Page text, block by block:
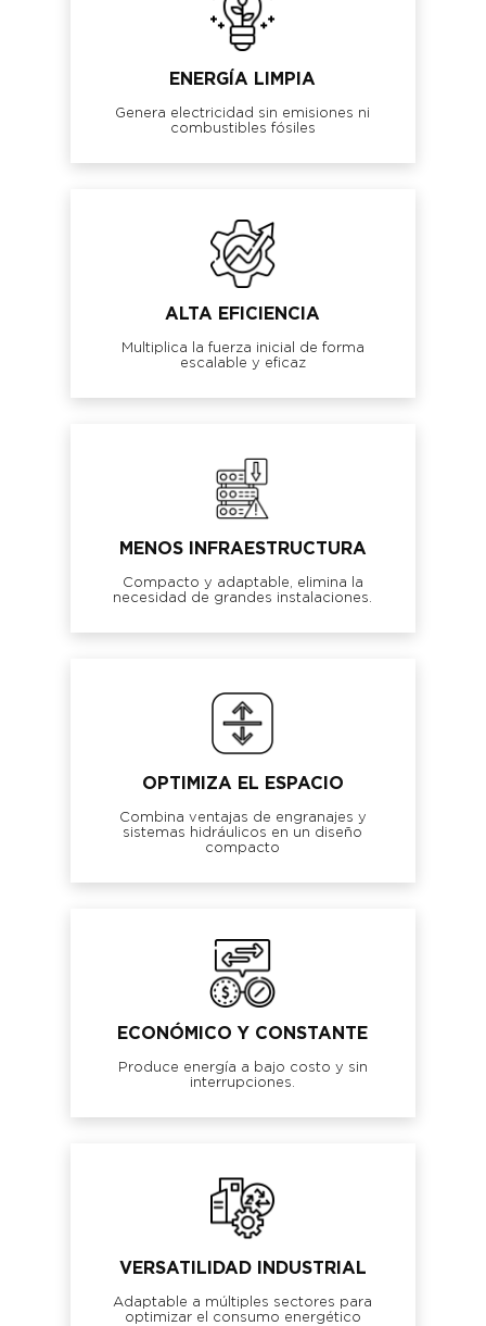
ENERGÍA LIMPIA
Genera electricidad sin emisiones ni
combustibles fósiles
ALTA EFICIENCIA
Multiplica la fuerza inicial de forma
escalable y eficaz
MENOS INFRAESTRUCTURA
Compacto y adaptable, elimina la
necesidad de grandes instalaciones.
OPTIMIZA EL ESPACIO
Combina ventajas de engranajes y
sistemas hidráulicos en un diseño
compacto
ECONÓMICO Y CONSTANTE
Produce energía a bajo costo y sin
interrupciones.
VERSATILIDAD INDUSTRIAL
Adaptable a múltiples sectores para
optimizar el consumo energético